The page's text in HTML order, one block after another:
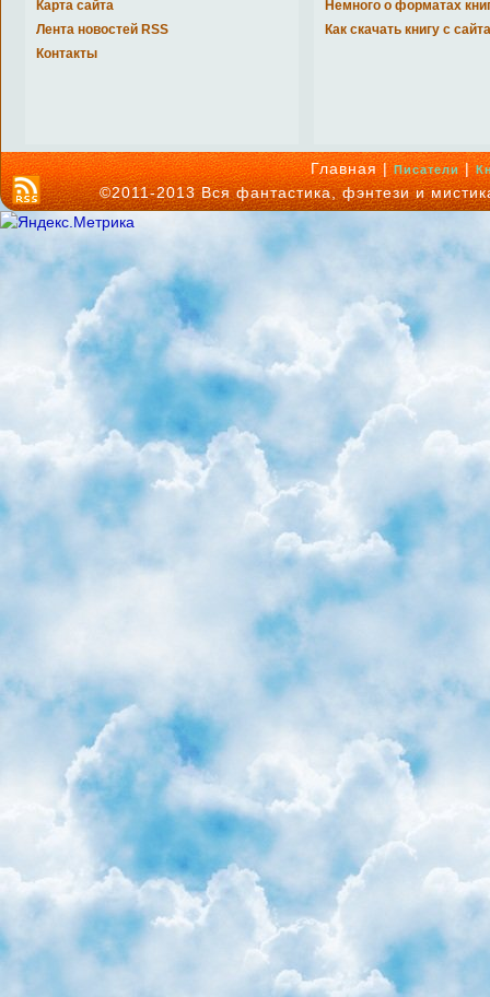
Карта сайта
Лента новостей RSS
Контакты
Немного о форматах
Как скачать книгу с
Главная |Писатели|
©2011-2013 Вся фантастика, фэнтези и